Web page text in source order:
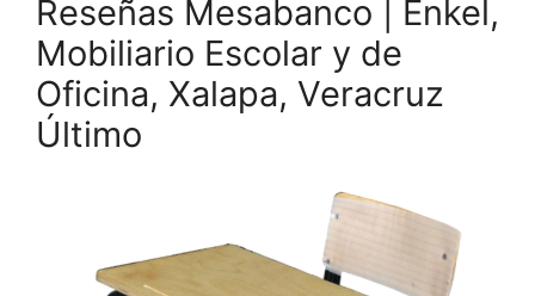
Reseñas Mesabanco | Enkel,
Mobiliario Escolar y de
Oficina, Xalapa, Veracruz
Último